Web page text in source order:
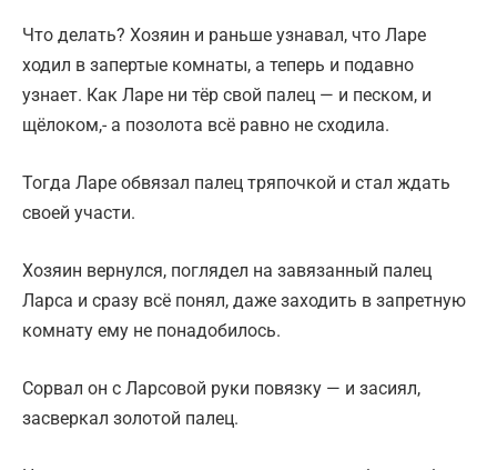
Что делать? Хозяин и раньше узнавал, что Ларе
ходил в запертые комнаты, а теперь и подавно
узнает. Как Ларе ни тёр свой палец — и песком, и
щёлоком,- а позолота всё равно не сходила.
Тогда Ларе обвязал палец тряпочкой и стал ждать
своей участи.
Хозяин вернулся, поглядел на завязанный палец
Ларса и сразу всё понял, даже заходить в запретную
комнату ему не понадобилось.
Сорвал он с Ларсовой руки повязку — и засиял,
засверкал золотой палец.